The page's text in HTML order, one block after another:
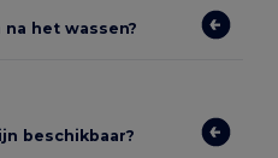
het wassen?
beschikbaar?